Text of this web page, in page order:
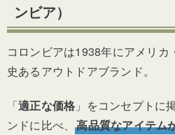
ンビア）
コロンビアは1938年にアメリ
史あるアウトドアブランド。
「適正な価格 」をコンセプトに
ンドに比べ、高品質なアイテム